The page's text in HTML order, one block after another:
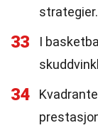
strategier.
33
I
34